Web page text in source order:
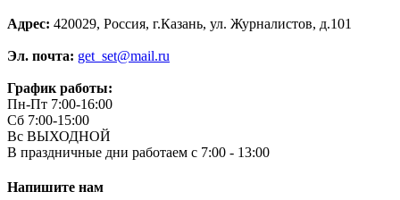
Адрес: 420029, Россия, г.Казань, ул. Журналистов, д.101
Эл. почта: get_set@mail.ru
График работы:
Пн-Пт 7:00-16:00
Сб 7:00-15:00
Вс ВЫХОДНОЙ
В праздничные дни работаем с 7:00 - 13:00
Напишите нам